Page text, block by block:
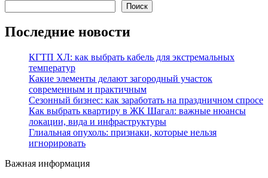
Поиск
Последние новости
КГТП ХЛ: как выбрать кабель для экстремальных
температур
Какие элементы делают загородный участок
современным и практичным
Сезонный бизнес: как заработать на праздничном спросе
Как выбрать квартиру в ЖК Шагал: важные нюансы
локации, вида и инфраструктуры
Глиальная опухоль: признаки, которые нельзя
игнорировать
Важная информация